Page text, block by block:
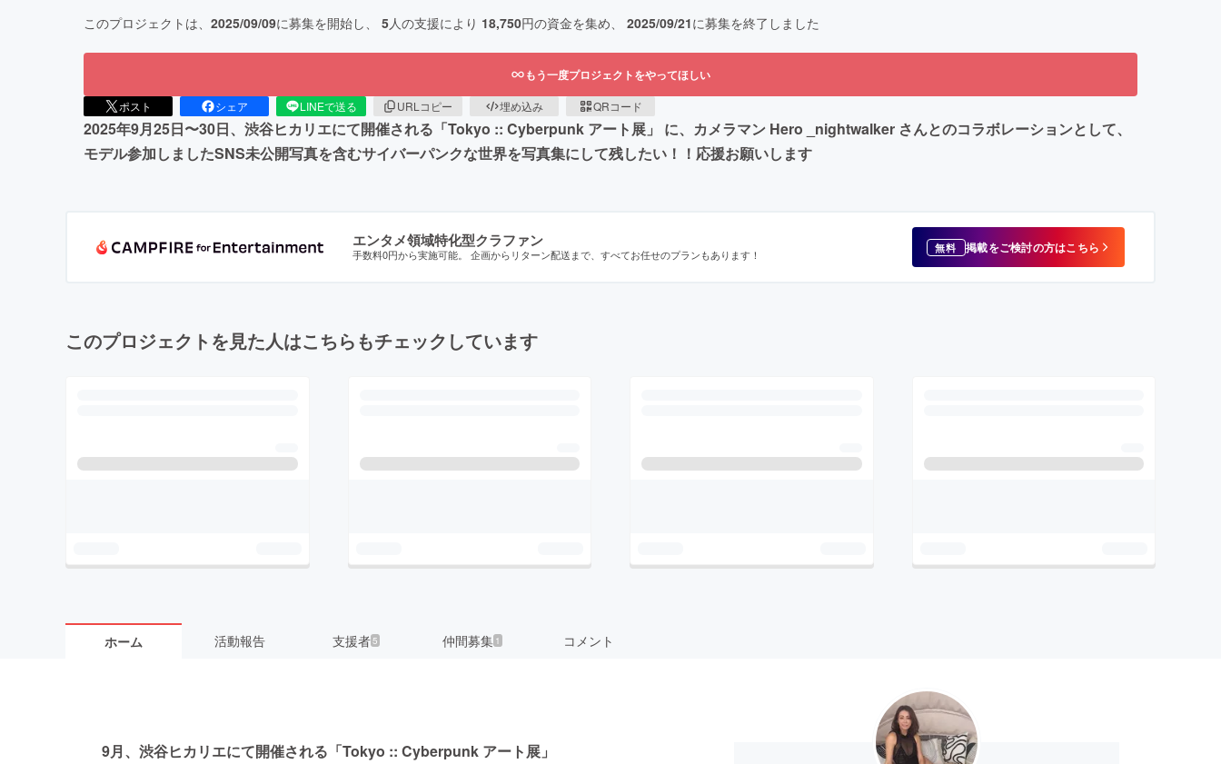
このプロジェクトは、 2025/09/09に募集を開始し、 5人の支援により 18,750円の資金を集め、 2025/09/21に募集を終了しました
もう一度プロジェクトをやってほしい
ポスト シェア LINEで送る URLコピー 埋め込み QRコード
2025年9月25日〜30日、渋谷ヒカリエにて開催される「Tokyo :: Cyberpunk アート展」 に、カメラマン Hero _nightwalker さんとのコラボレーションとして、
モデル参加しましたSNS未公開写真を含むサイバーパンクな世界を写真集にして残したい！！応援お願いします
エンタメ領域特化型クラファン
手数料0円から実施可能。 企画からリターン配送まで、すべてお任せのプランもあります！ 無料 掲載をご検討の方はこちら
このプロジェクトを見た人はこちらもチェックしています
ホーム 活動報告 支援者5 仲間募集 1 コメント
9月、渋谷ヒカリエにて開催される「Tokyo :: Cyberpunk アート展」